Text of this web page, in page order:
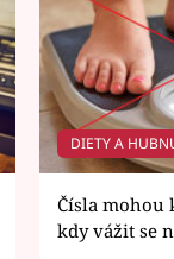
DIETY A
Čísla mohou
kdy vážit se